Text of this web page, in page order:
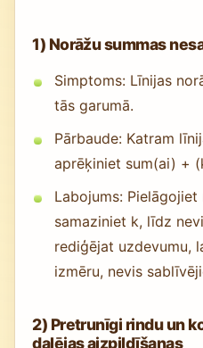
1) Norāžu summas
Simptoms: Līnijas
tās garumā.
Pārbaude: Katram
aprēķiniet sum(ai) +
Labojums:
samaziniet k, līdz
rediģējat uzdevumu,
izmēru, nevis
2) Pretrunīgi rindu un
daļējas aizpildīšanas